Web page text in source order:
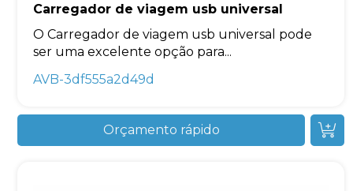
Carregador de viagem usb universal
O Carregador de viagem usb universal pode
ser uma excelente opção para...
AVB-3df555a2d49d
Orçamento rápido